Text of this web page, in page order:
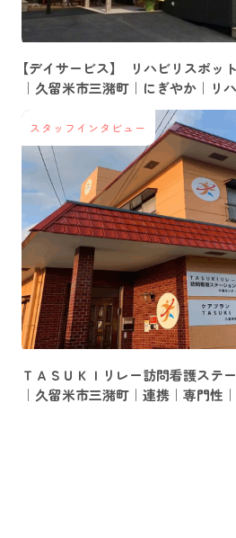
【デイサービス】 リハビリスポッ
｜久留米市三潴町｜にぎやか｜リ
スタッフインタビュー
ＴＡＳＵＫＩリレー訪問看護ステ
｜久留米市三潴町｜連携｜専門性